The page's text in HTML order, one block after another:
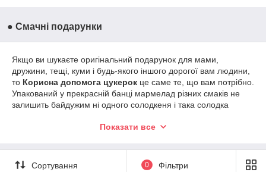
● Смачні подарунки
Якщо ви шукаєте оригінальний подарунок для мами,
дружини, тещі, куми і будь-якого іншого дорогої вам людини,
то Корисна допомога цукерок це саме те, що вам потрібно.
Упакований у прекрасній банці мармелад різних смаків не
залишить байдужим ні одного солодкеня і така солодка
Купуйте солодку допомогу
для гостей. Ціна на смачну допомогу приносить радість
Показати все
Сортування 0 Фільтри